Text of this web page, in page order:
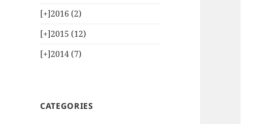
[+]2016 (2)
[+]2015 (12)
[+]2014 (7)
CATEGORIES